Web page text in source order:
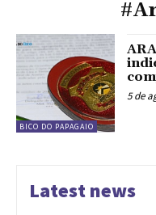
BICO DO PAPAGAIO
5 de
Latest news